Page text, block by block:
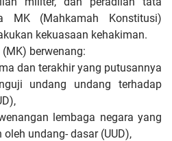
MK (Mahkamah Konstitusi)
kekuasaan kehakiman.
berwenang:
dan terakhir yang putusannya
undang undang terhadap
lembaga negara yang
undang- dasar (UUD),